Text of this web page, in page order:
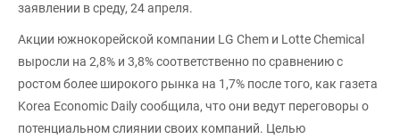
заявлении в среду, 24 апреля.
Акции южнокорейской компании LG Chem и Lotte Chemical
выросли на 2,8% и 3,8% соответственно по сравнению с
ростом более широкого рынка на 1,7% после того, как газета
Korea Economic Daily сообщила, что они ведут переговоры о
потенциальном слиянии своих компаний. Целью